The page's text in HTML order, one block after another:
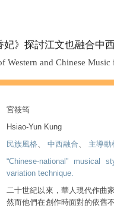
妃》探討江文也融合中
Western and Chinese
宮筱筠
Hsiao-Yun Kung
民族風格、 中西融合、 主導動
“Chinese-national” musical
variation technique.
二十世紀以來，華人現代作曲
然而他們在創作時面對的依舊